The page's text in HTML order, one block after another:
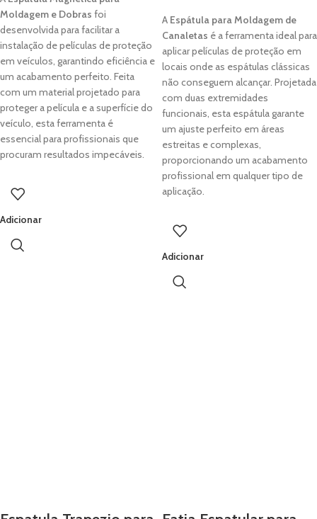
Moldagem e Dobras foi
desenvolvida para facilitar a
instalação de películas de proteção
em veículos, garantindo eficiência e
um acabamento perfeito. Feita
com um material projetado para
proteger a película e a superfície do
veículo, esta ferramenta é
essencial para profissionais que
procuram resultados impecáveis.
Adicionar
A Espátula para Moldagem de
Canaletas é a ferramenta ideal para
aplicar películas de proteção em
locais onde as espátulas clássicas
não conseguem alcançar. Projetada
com duas extremidades
funcionais, esta espátula garante
um ajuste perfeito em áreas
estreitas e complexas,
proporcionando um acabamento
profissional em qualquer tipo de
aplicação.
Adicionar